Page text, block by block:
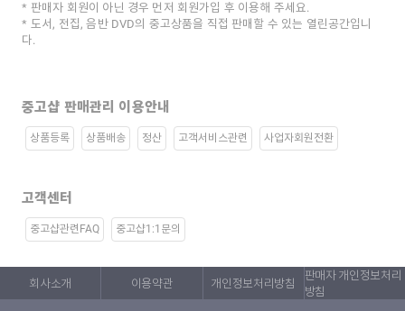
판매자 회원이 아닌 경우 먼저 회원가입 후 이용해 주세요.
도서, 전집, 음반 DVD의 중고상품을 직접 판매할 수 있는 열린공간입니
다.
중고샵 판매관리 이용안내
상품등록 상품배송 정산 고객서비스관련 사업자회원전환
고객센터
중고샵관련FAQ 중고샵1:1문의
회사소개 이용약관 개인정보처리방침
판매자 개인정보처리
방침